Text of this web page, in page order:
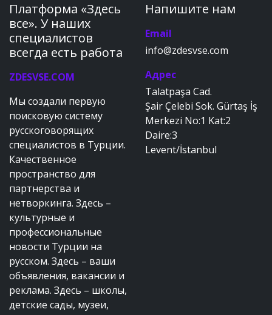
Платформа «Здесь
все». У наших
специалистов
всегда есть работа
ZDESVSE.COM
Мы создали первую
поисковую систему
русскоговорящих
специалистов в Турции.
Качественное
пространство для
партнерства и
нетворкинга. Здесь –
культурные и
профессиональные
новости Турции на
русском. Здесь – ваши
объявления, вакансии и
реклама. Здесь – школы,
детские сады, музеи,
Напишите нам
Email
info@zdesvse.com
Адрес
Talatpaşa Cad.
Şair Çelebi Sok. Gürtaş İş
Merkezi No:1 Kat:2
Daire:3
Levent/İstanbul